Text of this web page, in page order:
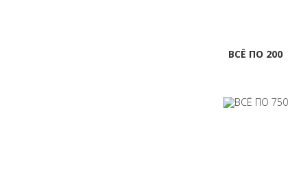
ВСЁ ПО 200